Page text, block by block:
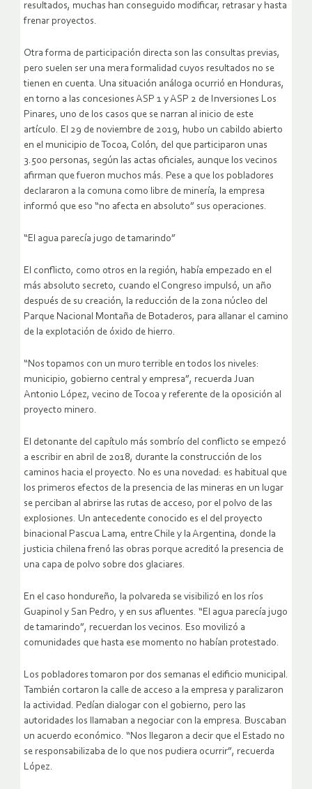
resultados, muchas han conseguido modificar, retrasar y hasta
frenar proyectos.
Otra forma de participación directa son las consultas previas,
pero suelen ser una mera formalidad cuyos resultados no se
tienen en cuenta. Una situación análoga ocurrió en Honduras,
en torno a las concesiones ASP 1 y ASP 2 de Inversiones Los
Pinares, uno de los casos que se narran al inicio de este
artículo. El 29 de noviembre de 2019, hubo un cabildo abierto
en el municipio de Tocoa, Colón, del que participaron unas
3.500 personas, según las actas oficiales, aunque los vecinos
afirman que fueron muchos más. Pese a que los pobladores
declararon a la comuna como libre de minería, la empresa
informó que eso “no afecta en absoluto” sus operaciones.
“El agua parecía jugo de tamarindo”
El conflicto, como otros en la región, había empezado en el
más absoluto secreto, cuando el Congreso impulsó, un año
después de su creación, la reducción de la zona núcleo del
Parque Nacional Montaña de Botaderos, para allanar el camino
de la explotación de óxido de hierro.
“Nos topamos con un muro terrible en todos los niveles:
municipio, gobierno central y empresa”, recuerda Juan
Antonio López, vecino de Tocoa y referente de la oposición al
proyecto minero.
El detonante del capítulo más sombrío del conflicto se empezó
a escribir en abril de 2018, durante la construcción de los
caminos hacia el proyecto. No es una novedad: es habitual que
los primeros efectos de la presencia de las mineras en un lugar
se perciban al abrirse las rutas de acceso, por el polvo de las
explosiones. Un antecedente conocido es el del proyecto
binacional Pascua Lama, entre Chile y la Argentina, donde la
justicia chilena frenó las obras porque acreditó la presencia de
una capa de polvo sobre dos glaciares.
En el caso hondureño, la polvareda se visibilizó en los ríos
Guapinol y San Pedro, y en sus afluentes. “El agua parecía jugo
de tamarindo”, recuerdan los vecinos. Eso movilizó a
comunidades que hasta ese momento no habían protestado.
Los pobladores tomaron por dos semanas el edificio municipal.
También cortaron la calle de acceso a la empresa y paralizaron
la actividad. Pedían dialogar con el gobierno, pero las
autoridades los llamaban a negociar con la empresa. Buscaban
un acuerdo económico. “Nos llegaron a decir que el Estado no
se responsabilizaba de lo que nos pudiera ocurrir”, recuerda
López.